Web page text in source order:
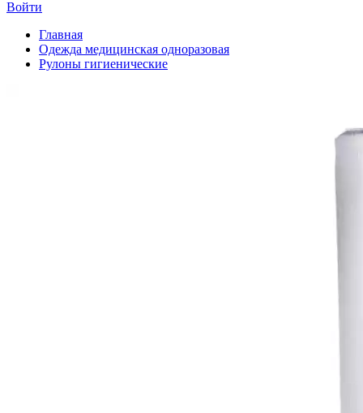
Войти
Главная
Одежда медицинская одноразовая
Рулоны гигиенические